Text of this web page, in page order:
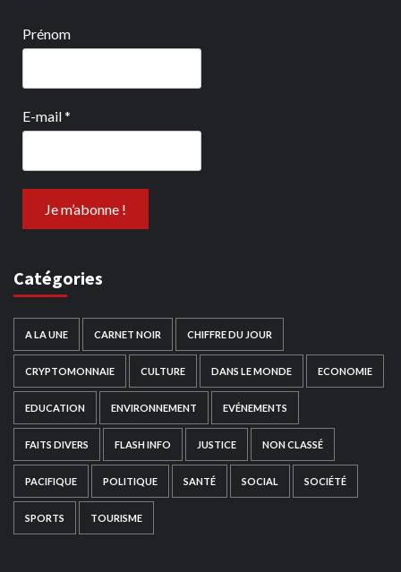
Prénom
E-mail*
Catégories
A LA UNE CARNET NOIR CHIFFRE DU JOUR
CRYPTOMONNAIE CULTURE DANS LE MONDE ECONOMIE
EDUCATION ENVIRONNEMENT EVÉNEMENTS
FAITS DIVERS FLASH INFO JUSTICE NON CLASSÉ
PACIFIQUE POLITIQUE SANTÉ SOCIAL SOCIÉTÉ
SPORTS TOURISME